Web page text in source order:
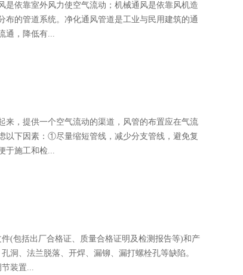
依靠室外风力使空气流动；机械通风是依靠风机造
的管道系统。净化通风管道是工业与民用建筑的通
通，降低有...
来，提供一个空气流动的渠道，风管的布置应在气流
以下因素：①尽量缩短管线，减少分支管线，避免复
于施工和检...
(包括出厂合格证、质量合格证明及检测报告等)和产
洞、法兰脱落、开焊、漏铆、漏打螺栓孔等缺陷。
装置...